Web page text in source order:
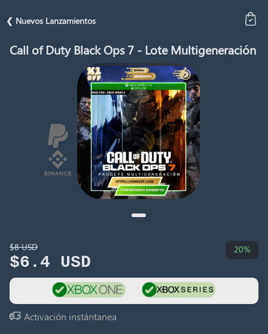
❮ Nuevos Lanzamientos
Call of Duty Black Ops 7 - Lote Multigeneración
$8 USD
$6.4 USD
20%
Activación instántanea